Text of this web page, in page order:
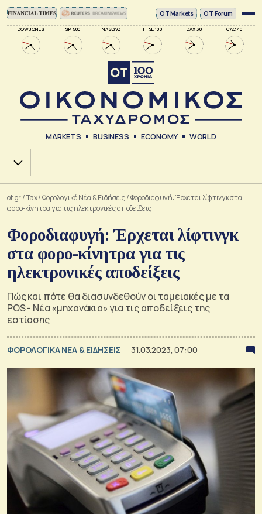
DOW JONES SP 500 NASDAQ FTSE 100 DAX 30 CAC 40
ΟΤ Markets OT Forum
MARKETS BUSINESS ECONOMY WORLD
Χ.Α.
ot.gr/Tax/Φορολογικά Νέα & Eιδήσεις/Φοροδιαφυγή: Έρχεται λίφτινγκ στα
φορο-κίνητρα για τις ηλεκτρονικές αποδείξεις
Φοροδιαφυγή: Έρχεται λίφτινγκ
στα φορο-κίνητρα για τις
ηλεκτρονικές αποδείξεις
Πώς και πότε θα διασυνδεθούν οι ταμειακές με τα
POS - Νέα «μηχανάκια» για τις αποδείξεις της
εστίασης
ΦΟΡΟΛΟΓΙΚΑ ΝΕΑ & EΙΔΗΣΕΙΣ 31.03.2023, 07:00